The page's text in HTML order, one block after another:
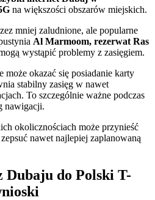
na większości obszarów miejskich.
mniej zaludnione, ale popularne
Al Marmoom, rezerwat Ras
wystąpić problemy z zasięgiem.
może okazać się posiadanie karty
stabilny zasięg w nawet
To szczególnie ważne podczas
nawigacji.
okolicznościach może przynieść
nawet najlepiej zaplanowaną
Dubaju do Polski T-